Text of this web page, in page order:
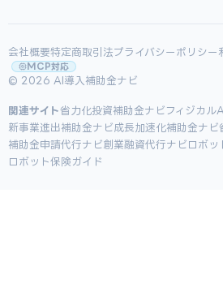
会社概要特定商取引法プライバシーポリシー
MCP対応
© 2026 AI導入補助金ナビ
関連サイト省力化投資補助金ナビ フィジカル
新事業進出補助金ナビ成長加速化補助金ナビ
補助金申請代行ナビ創業融資代行ナビ ロボッ
ロボット保険ガイド